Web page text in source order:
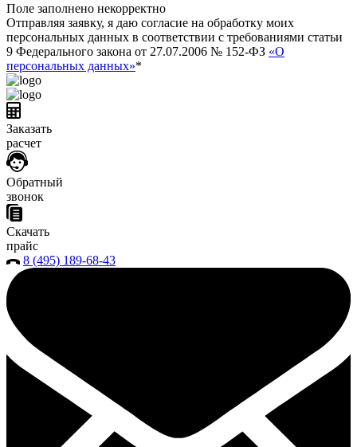
Поле заполнено некорректно
Отправляя заявку, я даю согласие на обработку моих
персональных данных в соответствии с требованиями статьи
9 Федерального закона от 27.07.2006 № 152-ФЗ «О
персональных данных»*
Заказать
расчет
Обратный
звонок
Скачать
прайс
8 (495) 189-68-43